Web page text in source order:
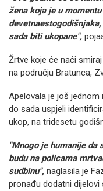
žena koja je u
sada biti ukopane",
Žrtve koje će naći
na području Bratunca,
Apelovala je još jednom
do sada uspjeli
ukop, na tridesetu
"Mnogo je humanije da
budu na policama
sudbinu", naglasila je
pronađu dodatni dijelovi